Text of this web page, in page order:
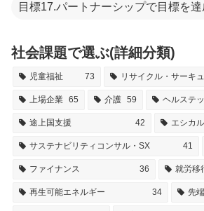
目標17.パートナーシップで目標を達
社会課題で選ぶ(詳細分類)
児童福祉 73 リサイクル・サーキ
上場企業 65 介護 59 ヘルステ
途上国支援 42 エシカ
サステナビリティコンサル・SX 41
ファイナンス 36 就労移
再生可能エネルギー 34 先